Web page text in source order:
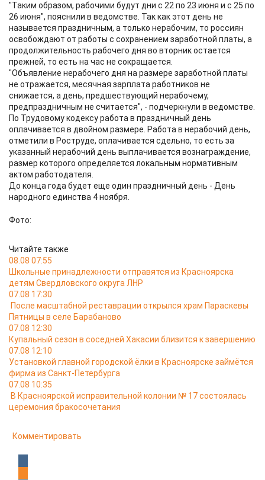
"Таким образом, рабочими будут дни с 22 по 23 июня и с 25 по
26 июня", пояснили в ведомстве. Так как этот день не
называется праздничным, а только нерабочим, то россиян
освобождают от работы с сохранением заработной платы, а
продолжительность рабочего дня во вторник остается
прежней, то есть на час не сокращается.
"Объявление нерабочего дня на размере заработной платы
не отражается, месячная зарплата работников не
снижается, а день, предшествующий нерабочему,
предпраздничным не считается", - подчеркнули в ведомстве.
По Трудовому кодексу работа в праздничный день
оплачивается в двойном размере. Работа в нерабочий день,
отметили в Роструде, оплачивается сдельно, то есть за
указанный нерабочий день выплачивается вознаграждение,
размер которого определяется локальным нормативным
актом работодателя.
До конца года будет еще один праздничный день - День
народного единства 4 ноября.
Фото:
Читайте также
08.08 07:55
Школьные принадлежности отправятся из Красноярска
детям Свердловского округа ЛНР
07.08 17:30
После масштабной реставрации открылся храм Параскевы
Пятницы в селе Барабаново
07.08 12:30
Купальный сезон в соседней Хакасии близится к завершению
07.08 12:10
Установкой главной городской ёлки в Красноярске займётся
фирма из Санкт-Петербурга
07.08 10:35
В Красноярской исправительной колонии № 17 состоялась
церемония бракосочетания
Комментировать